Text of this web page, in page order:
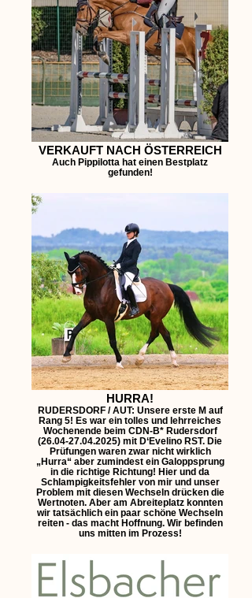
VERKAUFT NACH ÖSTERREICH
Auch Pippilotta hat einen Bestplatz
gefunden!
HURRA!
RUDERSDORF / AUT: Unsere erste M auf
Rang 5! Es war ein tolles und lehrreiches
Wochenende beim CDN-B* Rudersdorf
(26.04-27.04.2025) mit D‘Evelino RST. Die
Prüfungen waren zwar nicht wirklich
„Hurra“ aber zumindest ein Galoppsprung
in die richtige Richtung! Hier und da
Schlampigkeitsfehler von mir und unser
Problem mit diesen Wechseln drücken die
Wertnoten. Aber am Abreiteplatz konnten
wir tatsächlich ein paar schöne Wechseln
reiten - das macht Hoffnung. Wir befinden
uns mitten im Prozess!